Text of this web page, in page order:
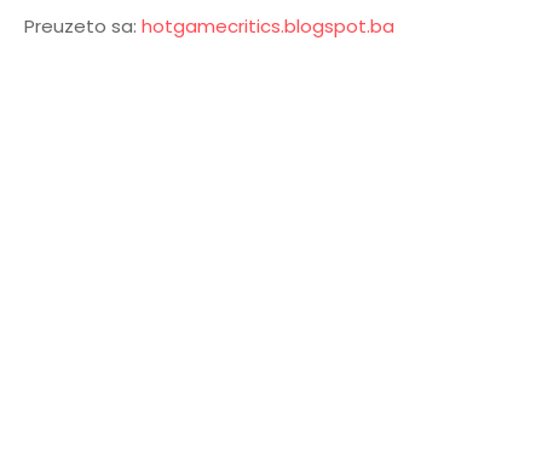
Preuzeto sa: hotgamecritics.blogspot.ba